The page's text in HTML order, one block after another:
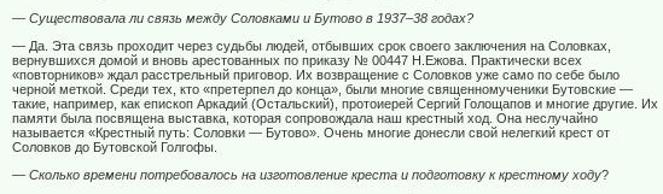
— Существовала ли связь между Соловками и Бутово в 1937–38 годах?
— Да. Эта связь проходит через судьбы людей, отбывших срок своего заключения на Соловках,
вернувшихся домой и вновь арестованных по приказу № 00447 Н.Ежова. Практически всех
«повторников» ждал расстрельный приговор. Их возвращение с Соловков уже само по себе было
черной меткой. Среди тех, кто «претерпел до конца», были многие священномученики Бутовские —
такие, например, как епископ Аркадий (Остальский), протоиерей Сергий Голощапов и многие другие. Их
памяти была посвящена выставка, которая сопровождала наш крестный ход. Она неслучайно
называется «Крестный путь: Соловки — Бутово». Очень многие донесли свой нелегкий крест от
Соловков до Бутовской Голгофы.
— Сколько времени потребовалось на изготовление креста и подготовку к крестному ходу?